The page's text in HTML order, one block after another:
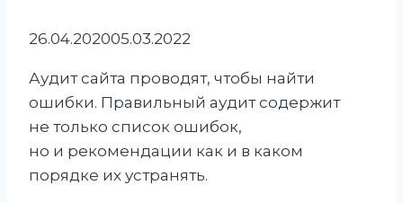
26.04.202005.03.2022
Аудит сайта проводят, чтобы найти
ошибки. Правильный аудит содержит
не только список ошибок,
но и рекомендации как и в каком
порядке их устранять.